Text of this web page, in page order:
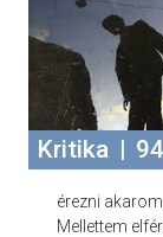
Kritika 94
érezni
Mellettem